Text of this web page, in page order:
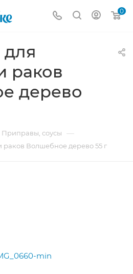
0
раков
дерево
Приправы, соусы —
раков Волшебное дерево 55 г